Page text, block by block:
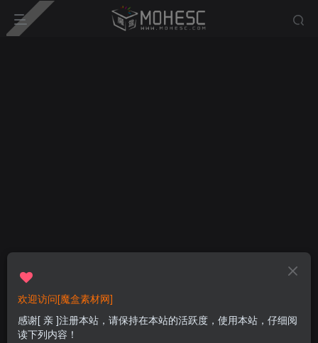
欢迎访问[魔盒素材网]
感谢[ 亲 ]注册本站，请保持在本站的活跃度，使用本站，仔细阅
读下列内容！